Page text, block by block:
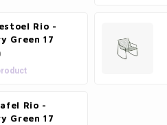
Rio -
Green 17
Rio -
Green 17